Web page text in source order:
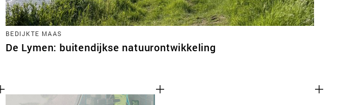
BEDIJKTE MAAS
De Lymen: buitendijkse natuurontwikkeling